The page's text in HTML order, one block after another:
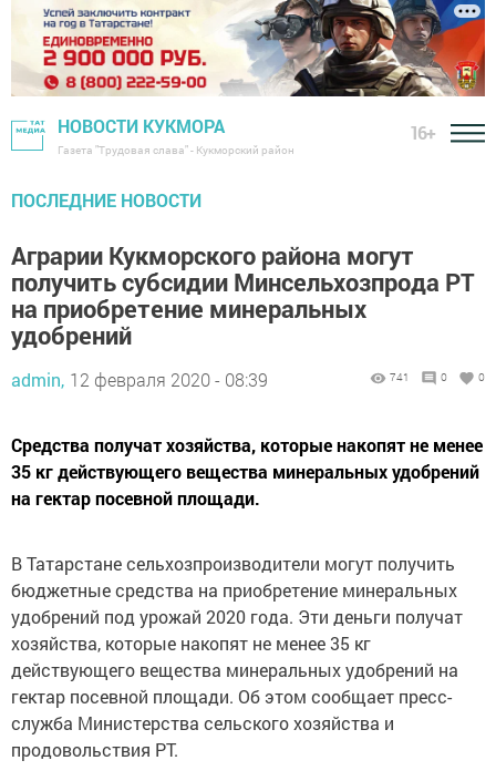
НОВОСТИ КУКМОРА
Газета "Трудовая слава" - Кукморский район
16+
ПОСЛЕДНИЕ НОВОСТИ
Аграрии Кукморского района могут
получить субсидии Минсельхозпрода РТ
на приобретение минеральных
удобрений
admin, 12 февраля 2020 - 08:39 741 0 0
Средства получат хозяйства, которые накопят не менее
35 кг действующего вещества минеральных удобрений
на гектар посевной площади.
В Татарстане сельхозпроизводители могут получить
бюджетные средства на приобретение минеральных
удобрений под урожай 2020 года. Эти деньги получат
хозяйства, которые накопят не менее 35 кг
действующего вещества минеральных удобрений на
гектар посевной площади. Об этом сообщает пресс-
служба Министерства сельского хозяйства и
продовольствия РТ.